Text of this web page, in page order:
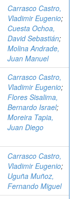
Carrasco Castro,
Vladimir Eugenio;
Cuesta Ochoa,
David Sebastián;
Molina Andrade,
Juan Manuel
Carrasco Castro,
Vladimir Eugenio;
Flores Sisalima,
Bernardo Israel;
Moreira Tapia,
Juan Diego
Carrasco Castro,
Vladimir Eugenio;
Uguña Muñoz,
Fernando Miguel